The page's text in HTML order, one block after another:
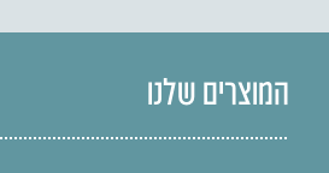
המוצרים שלנו